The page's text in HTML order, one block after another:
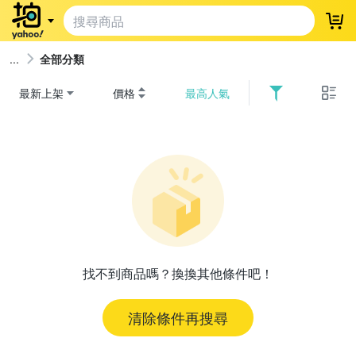
登
全部分類
最新上架 價格 最高人氣
找不到商品嗎？換換其他條件吧！
清除條件再搜尋